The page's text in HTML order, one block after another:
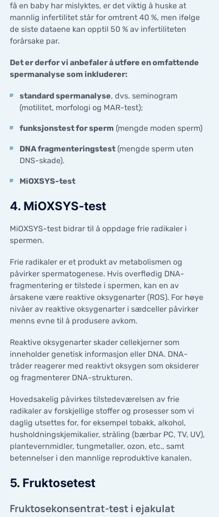
få en baby har mislyktes, er det viktig å huske at
mannlig infertilitet står for omtrent 40 %, men ifølge
de siste dataene kan opptil 50 % av infertiliteten
forårsake par.
Det er derfor vi anbefaler å utføre en omfattende
spermanalyse som inkluderer:
standard spermanalyse, dvs. seminogram
(motilitet, morfologi og MAR-test);
funksjonstest for sperm (mengde moden sperm)
DNA fragmenteringstest (mengde sperm uten
DNS-skade).
MiOXSYS-test
4. MiOXSYS-test
MiOXSYS-test bidrar til å oppdage frie radikaler i
spermen.
Frie radikaler er et produkt av metabolismen og
påvirker spermatogenese. Hvis overflødig DNA-
fragmentering er tilstede i spermen, kan en av
årsakene være reaktive oksygenarter (ROS). For høye
nivåer av reaktive oksygenarter i sædceller påvirker
menns evne til å produsere avkom.
Reaktive oksygenarter skader cellekjerner som
inneholder genetisk informasjon eller DNA. DNA-
tråder reagerer med reaktivt oksygen som oksiderer
og fragmenterer DNA-strukturen.
Hovedsakelig påvirkes tilstedeværelsen av frie
radikaler av forskjellige stoffer og prosesser som vi
daglig utsettes for, for eksempel tobakk, alkohol,
husholdningskjemikalier, stråling (bærbar PC, TV, UV),
plantevernmidler, tungmetaller, ozon, etc., samt
betennelser i den mannlige reproduktive kanalen.
5. Fruktosetest
Fruktosekonsentrat-test i ejakulat